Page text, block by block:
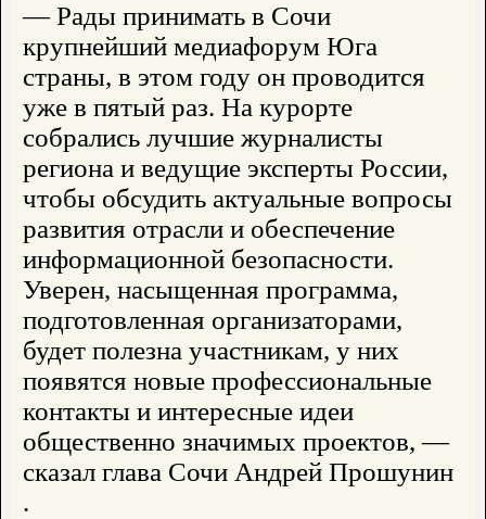
— Рады принимать в Сочи
крупнейший медиафорум Юга
страны, в этом году он проводится
уже в пятый раз. На курорте
собрались лучшие журналисты
региона и ведущие эксперты России,
чтобы обсудить актуальные вопросы
развития отрасли и обеспечение
информационной безопасности.
Уверен, насыщенная программа,
подготовленная организаторами,
будет полезна участникам, у них
появятся новые профессиональные
контакты и интересные идеи
общественно значимых проектов, —
сказал глава Сочи Андрей Прошунин
.